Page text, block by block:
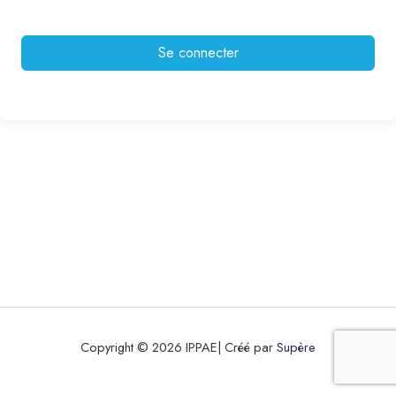
Se connecter
Copyright © 2026 IPPAE| Créé parSupère